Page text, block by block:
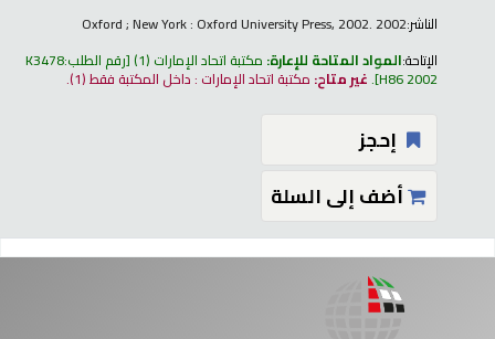
الناشر:Oxford ; New York : Oxford University Press, 2002. 2002
الإتاحة:المواد المتاحة للإعارة: مكتبة اتحاد الإمارات (1) رقم الطلب:K3478
H86 2002
.غير متاح: مكتبة اتحاد الإمارات : داخل المكتبة فقط(1).
إحجز
أضف إلى السلة